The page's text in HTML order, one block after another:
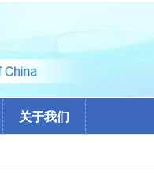
关于我们